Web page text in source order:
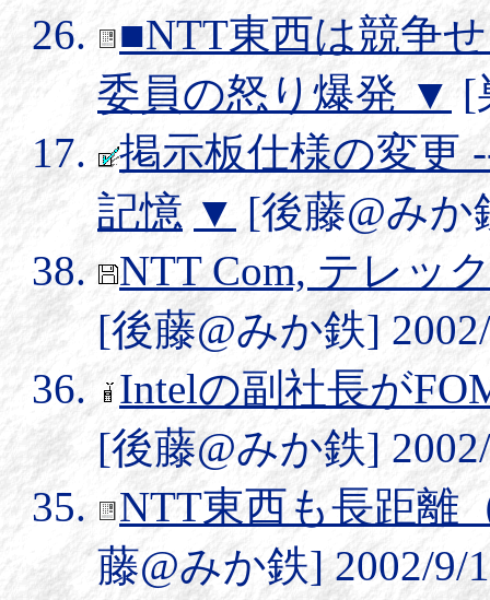
■NTT東西は競争
委員の怒り爆発 ▼ [
掲示板仕様の変更
記憶 ▼ [後藤@みか
NTT Com, テレッ
[後藤@みか鉄]
Intelの副社長が
[後藤@みか鉄]
NTT東西も長距離
藤@みか鉄] 2002/9/